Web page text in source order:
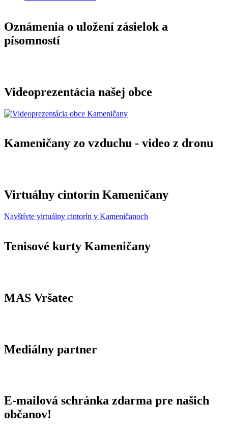
Oznámenia o uložení zásielok a
písomností
Videoprezentácia našej obce
Kameničany zo vzduchu - video z dronu
Virtuálny cintorín Kameničany
Navštívte virtuálny cintorín v Kameničanoch
Tenisové kurty Kameničany
MAS Vršatec
Mediálny partner
E-mailová schránka zdarma pre našich
občanov!